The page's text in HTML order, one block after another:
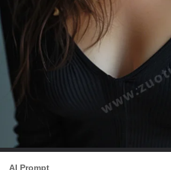
AI Prompt